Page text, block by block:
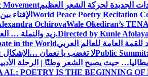
الجديدة لحركة الشعر العظيمMovement
World Peace Poetry Recitation الإفتاء
OchirovaWale Okediran’s
Directed by Kunle زيد والنملة …
العامة للعالم العربيin the World
Publicلا تغضب يا نعمان …الإشكال
إيطاليا… حيث يصبح الشعر وطنًا | الرحلة
POETRY IS THE BEGINNING